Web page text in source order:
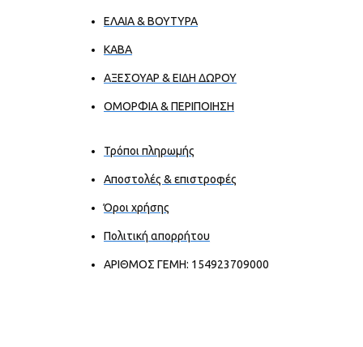
ΕΛΑΙΑ & ΒΟΥΤΥΡΑ
ΚΑΒΑ
ΑΞΕΣΟΥΑΡ & ΕΙΔΗ ΔΩΡΟΥ
ΟΜΟΡΦΙΑ & ΠΕΡΙΠΟΙΗΣΗ
Τρόποι πληρωμής
Αποστολές & επιστροφές
Όροι χρήσης
Πολιτική απορρήτου
ΑΡΙΘΜΟΣ ΓΕΜΗ: 154923709000